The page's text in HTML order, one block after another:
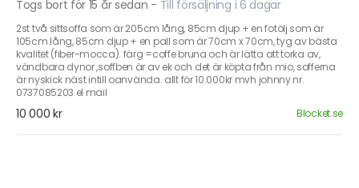
Togs bort för 15 år sedan - Till försäljning i 6 dagar
2st två sittsoffa som är 205cm lång, 85cm djup + en fotölj som är
105cm lång, 85cm djup + en pall som är 70cm x 70cm, tyg av bästa
kvalitet (fiber-mocca). färg =coffe bruna och är lätta att torka av,
vändbara dynor ,soffben är av ek och det är köpta från mio, sofferna
är nyskick näst intill oanvända. allt för 10.000kr mvh johnny nr.
0737085203 el mail
10 000 kr Blocket.se